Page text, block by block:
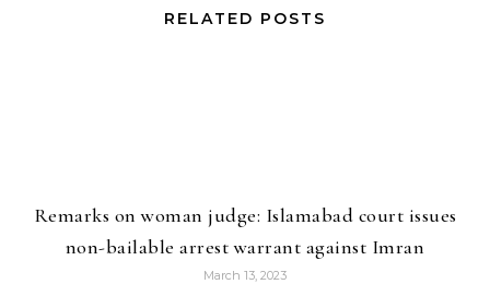
RELATED POSTS
Remarks on woman judge: Islamabad court issues
non-bailable arrest warrant against Imran
March 13, 2023